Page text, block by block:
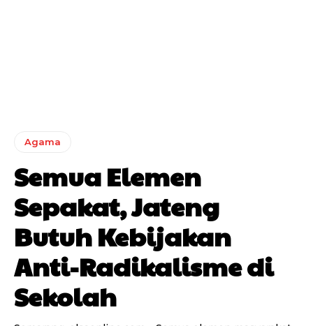
Agama
Semua Elemen
Sepakat, Jateng
Butuh Kebijakan
Anti-Radikalisme di
Sekolah